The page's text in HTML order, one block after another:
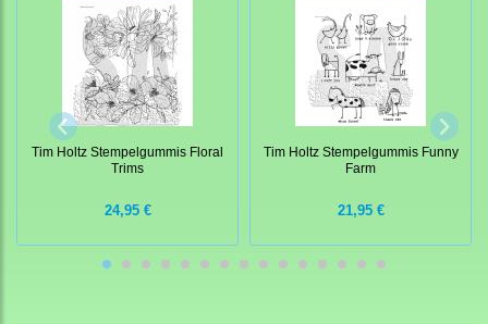
Tim Holtz Stempelgummis Floral
Trims
24,95 €
Tim Holtz Stempelgummis Funny
Farm
21,95 €